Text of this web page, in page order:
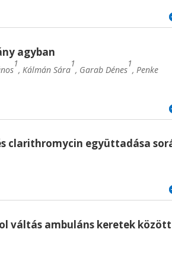
agyban
1
, Kálmán Sára
1
, Garab Dénes
1
, Penke
clarithromycin együttadása
váltás ambuláns keretek között